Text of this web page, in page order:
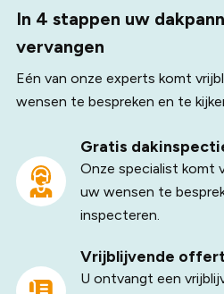
weerbestendigheid.
met de juiste gereedschappen
te zorgen dat elke dakpan
In 4 stappen uw
vervangen
Eén van onze experts komt
wensen te bespreken en te
Gratis
Onze specialist komt
uw wensen te
inspecteren.
Vrijblijvende
U ontvangt een